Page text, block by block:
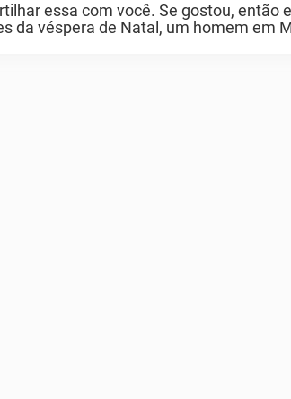
essa com você. Se gostou,
da véspera de Natal, um homem em